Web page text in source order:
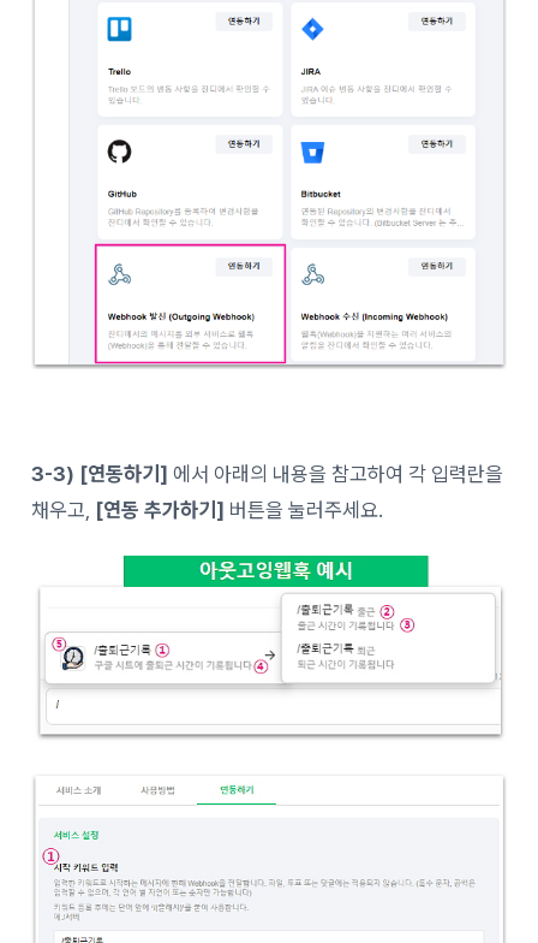
3-3) [연동하기] 에서 아래의 내용을 참고하여 각 입력란을
채우고, [연동 추가하기] 버튼을 눌러주세요.